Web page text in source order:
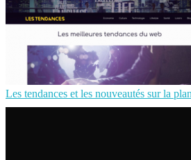
Les tendances et les nouveautés sur la